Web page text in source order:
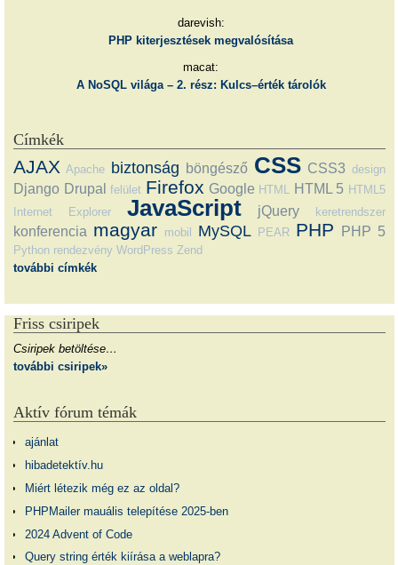
darevish:
PHP kiterjesztések megvalósítása
macat:
A NoSQL világa – 2. rész: Kulcs–érték tárolók
Címkék
AJAX Apache biztonság böngésző CSS CSS3 design
Django Drupal felület Firefox Google HTML HTML 5 HTML5
Internet Explorer
JavaScript jQuery keretrendszer
konferencia magyar mobil MySQL PEAR PHP PHP 5
Python rendezvény WordPress Zend
további címkék
Friss csiripek
Csiripek betöltése…
további csiripek»
Aktív fórum témák
ajánlat
hibadetektív.hu
Miért létezik még ez az oldal?
PHPMailer mauális telepítése 2025-ben
2024 Advent of Code
Query string érték kiírása a weblapra?